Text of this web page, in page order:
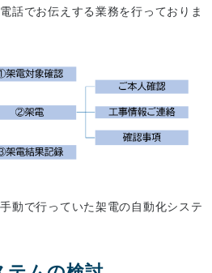
話でお伝えする業務を行っておりま
動で行っていた架電の自動化システ